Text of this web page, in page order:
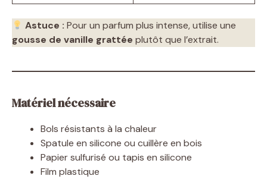
Astuce : Pour un parfum plus intense, utilise une
gousse de vanille grattée plutôt que l’extrait.
Matériel nécessaire
Bols résistants à la chaleur
Spatule en silicone ou cuillère en bois
Papier sulfurisé ou tapis en silicone
Film plastique